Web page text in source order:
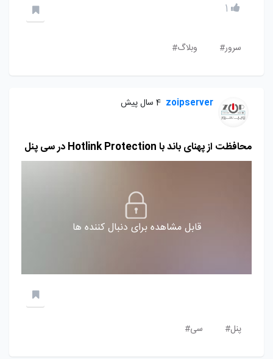
1
سرور# وبلاگ#
zoipserver 4 سال پیش
محافظت از پهنای باند با Hotlink Protection در سی پنل
قابل مشاهده برای دنبال کننده ها
پنل# سی#